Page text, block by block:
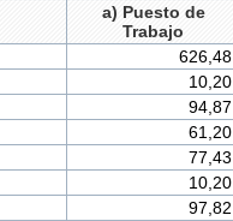
a) Puesto de
Trabajo
626,48
10,20
94,87
61,20
77,43
10,20
97,82